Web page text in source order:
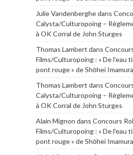
Julie Vandenberghedans
Calysta/Culturopoing –
à OK Corral de John Sturges
Thomas Lambert dans
Films/Culturopoing : « De l’eau
pont rouge » de Shōhei Imamura
Thomas Lambert dans
Calysta/Culturopoing –
à OK Corral de John Sturges
Alain Mignon dans Concours
Films/Culturopoing : « De l’eau
pont rouge » de Shōhei Imamura